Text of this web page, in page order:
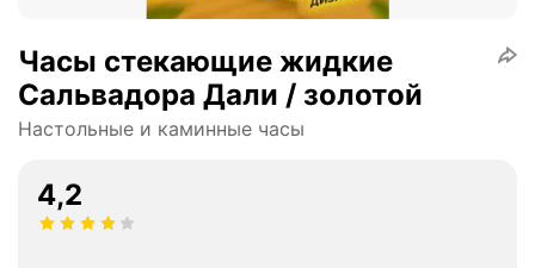
Часы стекающие жидкие
Сальвадора Дали / золотой
Настольные и каминные часы
4,2